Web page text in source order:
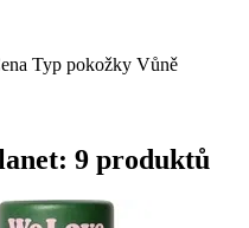
Typ pokožky Vůně
9 produktů